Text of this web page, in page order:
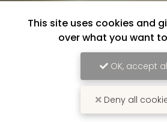
This site uses cookies and
over what you want
OK, accept
Deny all